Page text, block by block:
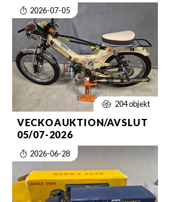
2026-07-05
204 objekt
VECKOAUKTION/AVSLUT
05/07-2026
2026-06-28